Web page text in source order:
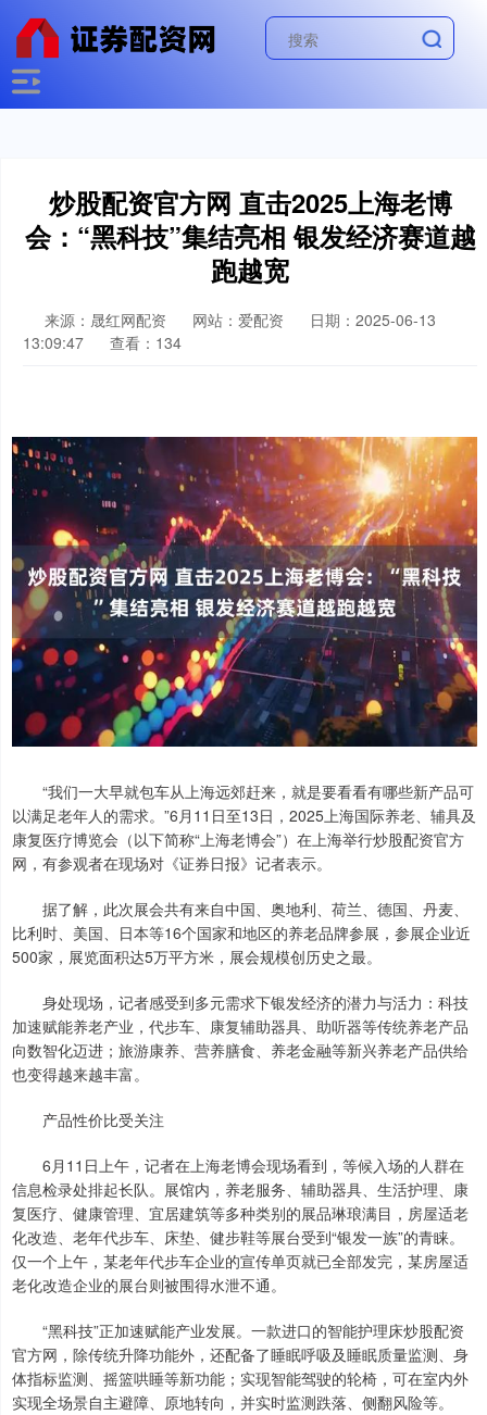
炒股配资官方网 直击2025上海老博
会：“黑科技”集结亮相 银发经济赛道越
跑越宽
来源：晟红网配资 网站：爱配资
日期：2025-06-13
13:09:47
查看：134
“我们一大早就包车从上海远郊赶来，就是要看看有哪些新产品可
以满足老年人的需求。”6月11日至13日，2025上海国际养老、辅具及
康复医疗博览会（以下简称“上海老博会”）在上海举行炒股配资官方
网，有参观者在现场对《证券日报》记者表示。
据了解，此次展会共有来自中国、奥地利、荷兰、德国、丹麦、
比利时、美国、日本等16个国家和地区的养老品牌参展，参展企业近
500家，展览面积达5万平方米，展会规模创历史之最。
身处现场，记者感受到多元需求下银发经济的潜力与活力：科技
加速赋能养老产业，代步车、康复辅助器具、助听器等传统养老产品
向数智化迈进；旅游康养、营养膳食、养老金融等新兴养老产品供给
也变得越来越丰富。
产品性价比受关注
6月11日上午，记者在上海老博会现场看到，等候入场的人群在
信息检录处排起长队。展馆内，养老服务、辅助器具、生活护理、康
复医疗、健康管理、宜居建筑等多种类别的展品琳琅满目，房屋适老
化改造、老年代步车、床垫、健步鞋等展台受到“银发一族”的青睐。
仅一个上午，某老年代步车企业的宣传单页就已全部发完，某房屋适
老化改造企业的展台则被围得水泄不通。
“黑科技”正加速赋能产业发展。一款进口的智能护理床炒股配资
官方网，除传统升降功能外，还配备了睡眠呼吸及睡眠质量监测、身
体指标监测、摇篮哄睡等新功能；实现智能驾驶的轮椅，可在室内外
实现全场景自主避障、原地转向，并实时监测跌落、侧翻风险等。